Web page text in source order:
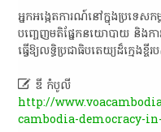
អ្នកអង្កេតការណ៍នៅក្នុងប្រទេសក
បញ្ចេញមតិផ្នែកនយោបាយ និងកា
ធ្វើឱ្យលទ្ធិប្រជាធិបតេយ្យដ៏ក្មេង
 ឌី កំបូលី
http://
cambodia-democracy-